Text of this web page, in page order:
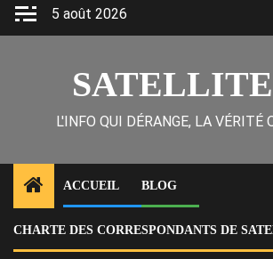
Skip
5 août 2026
L'INFO QUI DÉRANGE, LA VÉRITÉ
ACCUEIL BLOG
CHARTE DES CORRESPONDANTS DE
Home
Actu
Haïti-Protestation: Vers une mobilisation illimitée à